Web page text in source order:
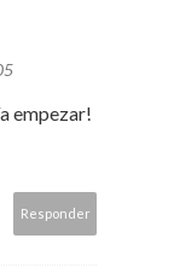
empezar!
Responder